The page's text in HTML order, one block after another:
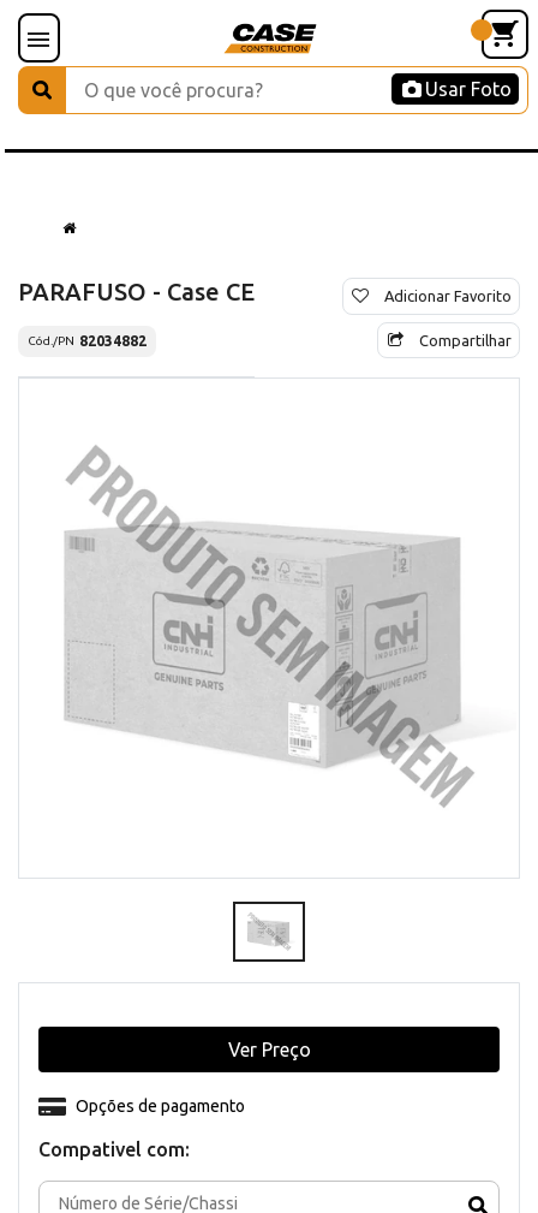
Usar Foto
PARAFUSO - Case CE
Cód./PN 82034882
Adicionar Favorito
Compartilhar
Compativel com:
Opções de pagamento
Ver Preço